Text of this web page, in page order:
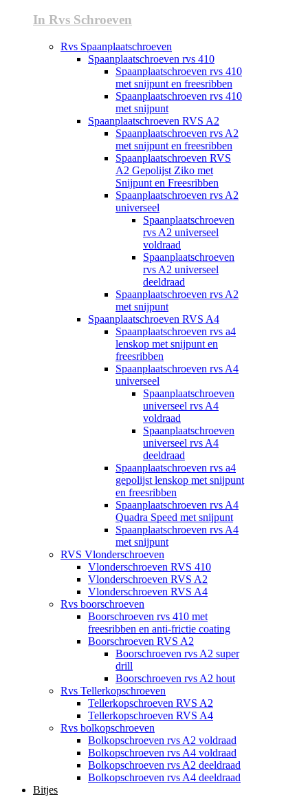
In Rvs Schroeven
Rvs Spaanplaatschroeven
Spaanplaatschroeven rvs 410
Spaanplaatschroeven rvs 410
met snijpunt en freesribben
Spaanplaatschroeven rvs 410
met snijpunt
Spaanplaatschroeven RVS A2
Spaanplaatschroeven rvs A2
met snijpunt en freesribben
Spaanplaatschroeven RVS
A2 Gepolijst Ziko met
Snijpunt en Freesribben
Spaanplaatschroeven rvs A2
universeel
Spaanplaatschroeven
rvs A2 universeel
voldraad
Spaanplaatschroeven
rvs A2 universeel
deeldraad
Spaanplaatschroeven rvs A2
met snijpunt
Spaanplaatschroeven RVS A4
Spaanplaatschroeven rvs a4
lenskop met snijpunt en
freesribben
Spaanplaatschroeven rvs A4
universeel
Spaanplaatschroeven
universeel rvs A4
voldraad
Spaanplaatschroeven
universeel rvs A4
deeldraad
Spaanplaatschroeven rvs a4
gepolijst lenskop met snijpunt
en freesribben
Spaanplaatschroeven rvs A4
Quadra Speed met snijpunt
Spaanplaatschroeven rvs A4
met snijpunt
RVS Vlonderschroeven
Vlonderschroeven RVS 410
Vlonderschroeven RVS A2
Vlonderschroeven RVS A4
Rvs boorschroeven
Boorschroeven rvs 410 met
freesribben en anti-frictie coating
Boorschroeven RVS A2
Boorschroeven rvs A2 super
drill
Boorschroeven rvs A2 hout
Rvs Tellerkopschroeven
Tellerkopschroeven RVS A2
Tellerkopschroeven RVS A4
Rvs bolkopschroeven
Bolkopschroeven rvs A2 voldraad
Bolkopschroeven rvs A4 voldraad
Bolkopschroeven rvs A2 deeldraad
Bolkopschroeven rvs A4 deeldraad
Bitjes